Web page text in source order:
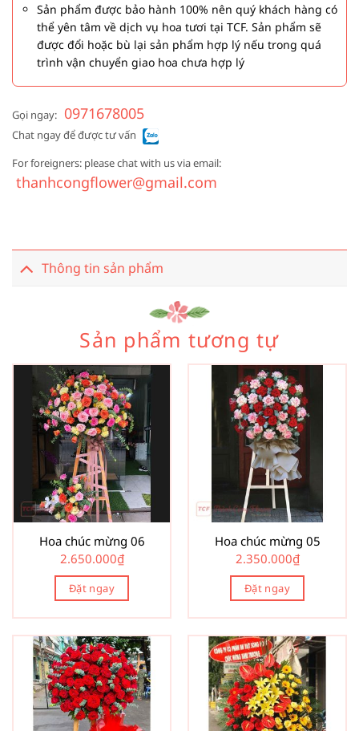
Sản phẩm được bảo hành 100% nên quý khách hàng có
thể yên tâm về dịch vụ hoa tươi tại TCF. Sản phẩm sẽ
được đổi hoặc bù lại sản phẩm hợp lý nếu trong quá
trình vận chuyển giao hoa chưa hợp lý
Gọi ngay: 0971678005
Chat ngay để được tư vấn
For foreigners: please chat with us via email:
thanhcongflower@gmail.com
Thông tin sản phẩm
Sản phẩm tương tự
Hoa chúc mừng 06
2.650.000₫
Đặt ngay
Hoa chúc mừng 05
2.350.000₫
Đặt ngay